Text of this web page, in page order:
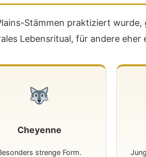
Stämmen praktiziert
Lebensritual, für andere
Cheyenne
strenge Form.